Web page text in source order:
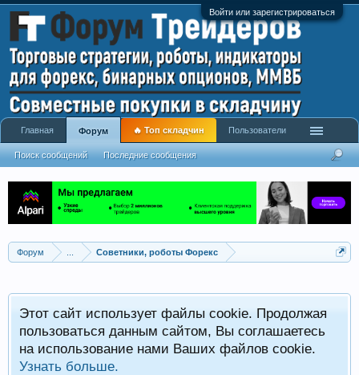
Войти или зарегистрироваться
Форум Советники, роботы Форекс
Этот сайт использует файлы cookie. Продолжая
пользоваться данным сайтом, Вы соглашаетесь
на использование нами Ваших файлов cookie.
Узнать больше.
Главная Форум
Поиск сообщений Последние сообщения
🔥 Топ складчин Пользователи